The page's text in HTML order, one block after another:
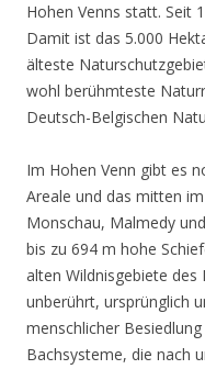
Hohen Venns statt. Seit
Damit ist das 5.000
älteste
wohl berühmteste
Deutsch-Belgischen
Im Hohen Venn gibt es
Areale und das mitten
Monschau, Malmedy
bis zu 694 m hohe
alten Wildnisgebiete
unberührt, ursprünglich
menschlicher
Bachsysteme, die nach